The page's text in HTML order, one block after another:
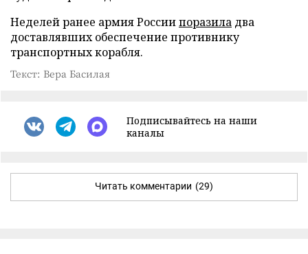
Неделей ранее армия Россиипоразила два
доставлявших обеспечение противнику
транспортных корабля.
Текст: Вера Басилая
Подписывайтесь на наши
каналы
Читать комментарии (29)